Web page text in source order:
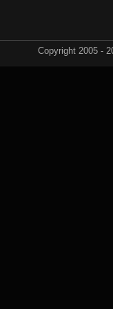
Copyright 2005 -